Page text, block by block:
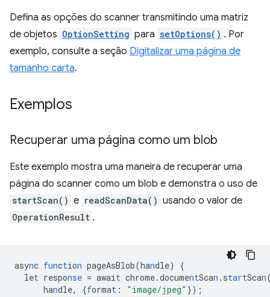
Defina as opções do scanner transmitindo uma matriz
de objetos OptionSetting para setOptions() . Por
exemplo, consulte a seção Digitalizar uma página de
tamanho carta.
Exemplos
Recuperar uma página como um blob
Este exemplo mostra uma maneira de recuperar uma
página do scanner como um blob e demonstra o uso de
startScan() e readScanData() usando o valor de
OperationResult .
async function pageAsBlob(handle)
{
let response = await chrome.documentScan .startScan
handle, {format : "image/jpeg" });